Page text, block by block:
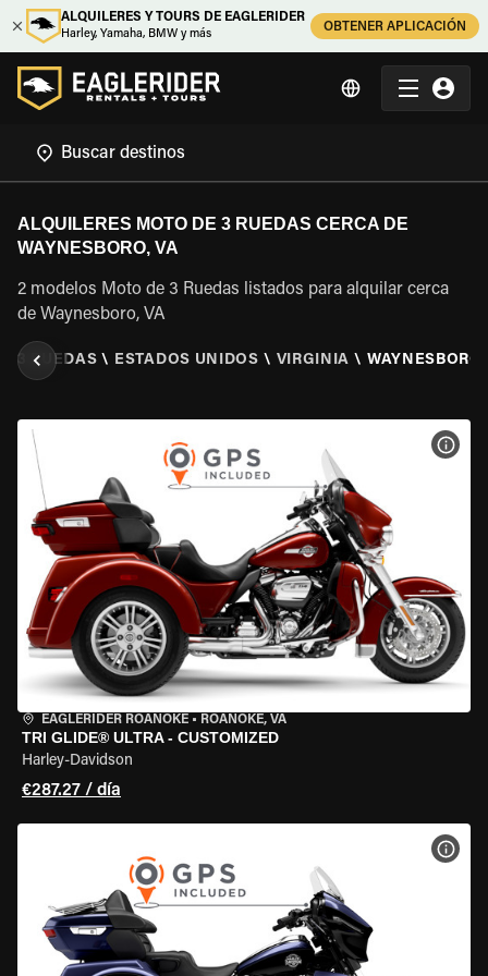
ALQUILERES Y TOURS DE EAGLERIDER
Harley, Yamaha, BMW y más
OBTENER APLICACIÓN
ALQUILERES MOTO DE 3 RUEDAS CERCA DE
WAYNESBORO, VA
2 modelos Moto de 3 Ruedas listados para alquilar cerca
de Waynesboro, VA
3 RUEDAS \ ESTADOS UNIDOS \ VIRGINIA \
EAGLERIDER ROANOKE • ROANOKE, VA
TRI GLIDE® ULTRA - CUSTOMIZED
Harley-Davidson
€287.27 / día
VER
VER